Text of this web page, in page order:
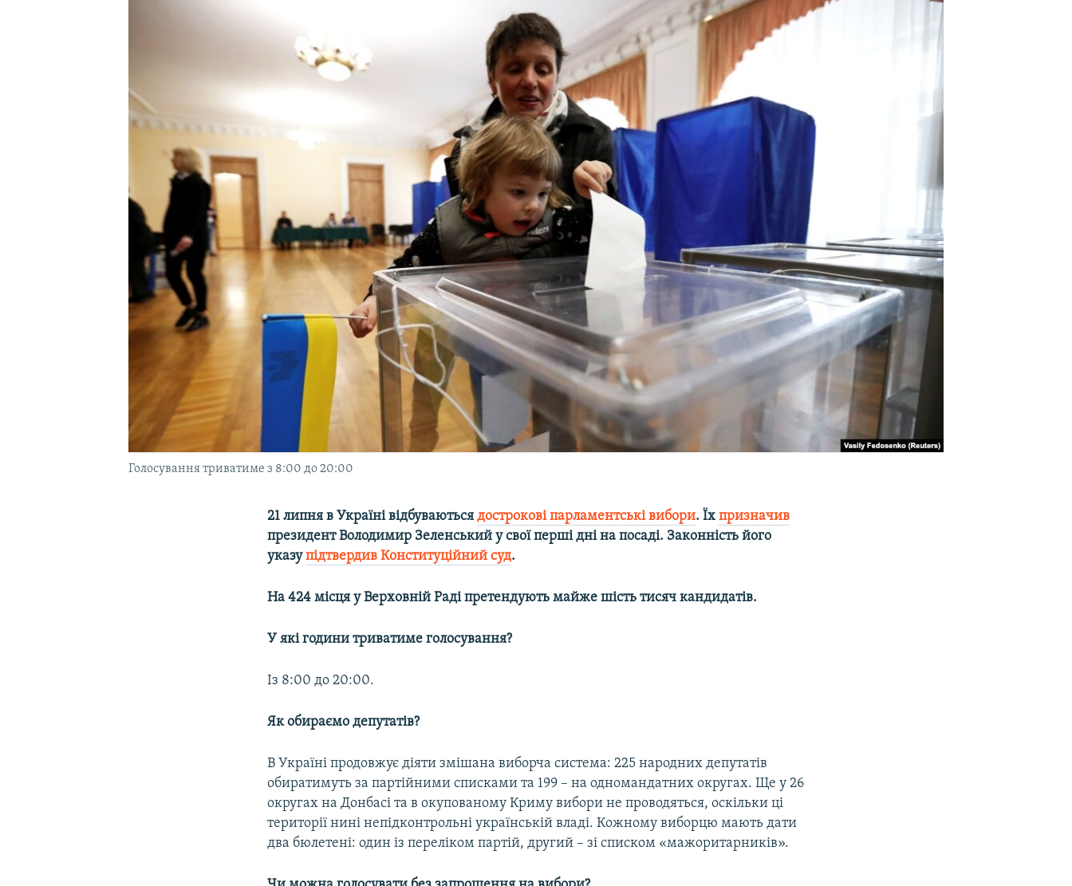
Голосування триватиме з 8:00 до 20:00
21 липня в Україні відбуваютьсядострокові парламентські вибори. Їхпризначив
президент Володимир Зеленський у свої перші дні на посаді. Законність його
указупідтвердив Конституційний суд.
На 424 місця у Верховній Раді претендують майже шість тисяч кандидатів.
У які години триватиме голосування?
Із 8:00 до 20:00.
Як обираємо депутатів?
В Україні продовжує діяти змішана виборча система: 225 народних депутатів
обиратимуть за партійними списками та 199 – на одномандатних округах. Ще у 26
округах на Донбасі та в окупованому Криму вибори не проводяться, оскільки ці
території нині непідконтрольні українській владі. Кожному виборцю мають дати
два бюлетені: один із переліком партій, другий – зі списком «мажоритарників».